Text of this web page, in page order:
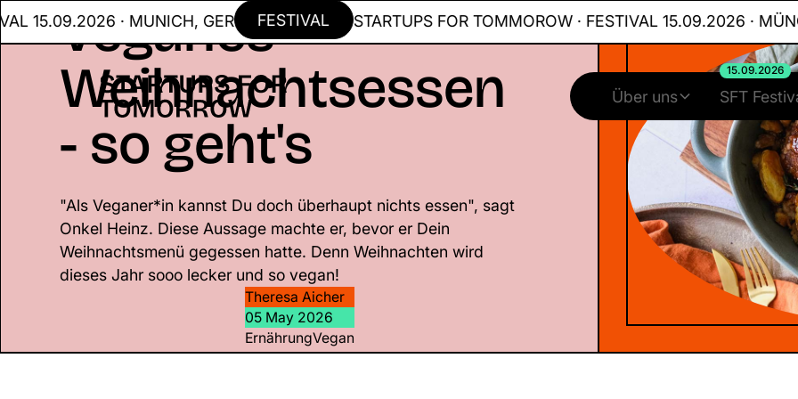
· MUNICH, GER FESTIVAL STARTUPS FOR TOMMOROW · FESTIVAL 15.09.2026 ·
Über uns SFT
15.09.2026
Veganes
Weihnachtsessen
- so geht's
"Als Veganer*in kannst Du doch überhaupt nichts essen", sagt
Onkel Heinz. Diese Aussage machte er, bevor er Dein
Weihnachtsmenü gegessen hatte. Denn Weihnachten wird
dieses Jahr sooo lecker und so vegan!
Theresa Aicher
05 May 2026
ErnährungVegan